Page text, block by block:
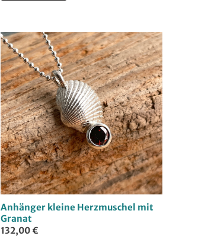
Anhänger kleine Herzmuschel mit
Granat
132,00 €